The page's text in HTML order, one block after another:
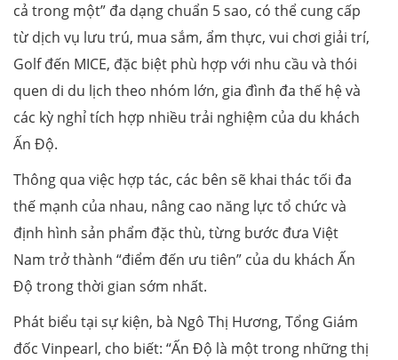
cả trong một” đa dạng chuẩn 5 sao, có thể cung cấp
từ dịch vụ lưu trú, mua sắm, ẩm thực, vui chơi giải trí,
Golf đến MICE, đặc biệt phù hợp với nhu cầu và thói
quen di du lịch theo nhóm lớn, gia đình đa thế hệ và
các kỳ nghỉ tích hợp nhiều trải nghiệm của du khách
Ấn Độ.
Thông qua việc hợp tác, các bên sẽ khai thác tối đa
thế mạnh của nhau, nâng cao năng lực tổ chức và
định hình sản phẩm đặc thù, từng bước đưa Việt
Nam trở thành “điểm đến ưu tiên” của du khách Ấn
Độ trong thời gian sớm nhất.
Phát biểu tại sự kiện, bà Ngô Thị Hương, Tổng Giám
đốc Vinpearl, cho biết: “Ấn Độ là một trong những thị